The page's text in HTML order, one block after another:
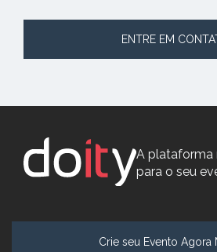
ENTRE EM
A plataforma
para o seu
Crie seu Evento Agora